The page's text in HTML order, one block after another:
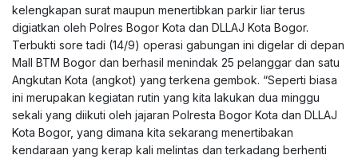
kelengkapan surat maupun menertibkan parkir liar terus
digiatkan oleh Polres Bogor Kota dan DLLAJ Kota Bogor.
Terbukti sore tadi (14/9) operasi gabungan ini digelar di depan
Mall BTM Bogor dan berhasil menindak 25 pelanggar dan satu
Angkutan Kota (angkot) yang terkena gembok. “Seperti biasa
ini merupakan kegiatan rutin yang kita lakukan dua minggu
sekali yang diikuti oleh jajaran Polresta Bogor Kota dan DLLAJ
Kota Bogor, yang dimana kita sekarang menertibakan
kendaraan yang kerap kali melintas dan terkadang berhenti